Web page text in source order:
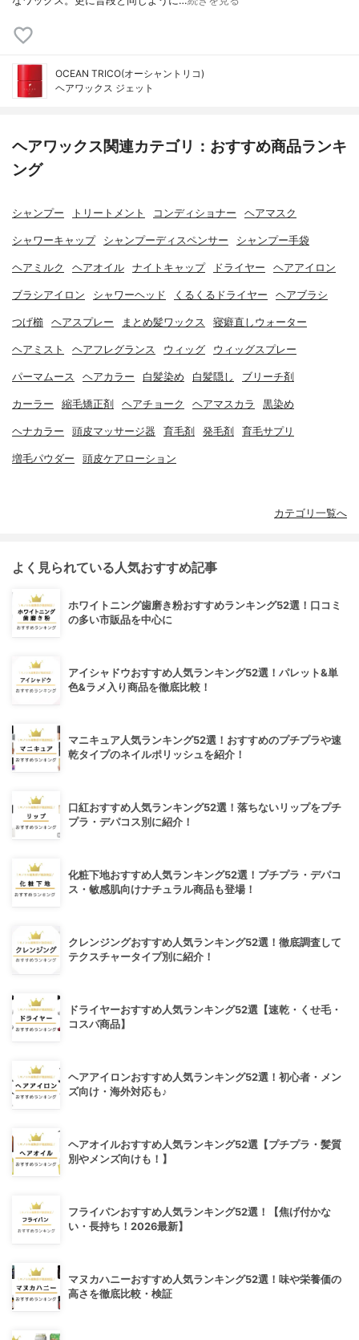
OCEAN TRICO(オーシャントリコ)
ヘアワックス ジェット
ヘアワックス関連カテゴリ：おすすめ商品ランキ
ング
シャンプー トリートメント コンディショナー ヘアマスク
シャワーキャップ シャンプーディスペンサー シャンプー手袋
ヘアミルク ヘアオイル ナイトキャップ ドライヤー ヘアアイロン
ブラシアイロン シャワーヘッド くるくるドライヤー ヘアブラシ
つげ櫛 ヘアスプレー まとめ髪ワックス 寝癖直しウォーター
ヘアミスト ヘアフレグランス ウィッグ ウィッグスプレー
パーマムース ヘアカラー 白髪染め 白髪隠し ブリーチ剤
カーラー 縮毛矯正剤 ヘアチョーク ヘアマスカラ 黒染め
ヘナカラー 頭皮マッサージ器 育毛剤 発毛剤 育毛サプリ
増毛パウダー 頭皮ケアローション
カテゴリ一覧へ
よく見られている人気おすすめ記事
ホワイトニング歯磨き粉おすすめランキング52選！口コミ
の多い市販品を中心に
アイシャドウおすすめ人気ランキング52選！パレット&単
色&ラメ入り商品を徹底比較！
マニキュア人気ランキング52選！おすすめのプチプラや速
乾タイプのネイルポリッシュを紹介！
口紅おすすめ人気ランキング52選！落ちないリップをプチ
プラ・デパコス別に紹介！
化粧下地おすすめ人気ランキング52選！プチプラ・デパコ
ス・敏感肌向けナチュラル商品も登場！
クレンジングおすすめ人気ランキング52選！徹底調査して
テクスチャータイプ別に紹介！
ドライヤーおすすめ人気ランキング52選【速乾・くせ毛・
コスパ商品】
ヘアアイロンおすすめ人気ランキング52選！初心者・メン
ズ向け・海外対応も♪
ヘアオイルおすすめ人気ランキング52選【プチプラ・髪質
別やメンズ向けも！】
フライパンおすすめ人気ランキング52選！【焦げ付かな
い・長持ち！2026最新】
マヌカハニーおすすめ人気ランキング52選！味や栄養価の
高さを徹底比較・検証